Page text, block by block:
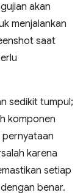
akan
menjalankan
saat
sedikit tumpul;
komponen
karena
setiap
benar.